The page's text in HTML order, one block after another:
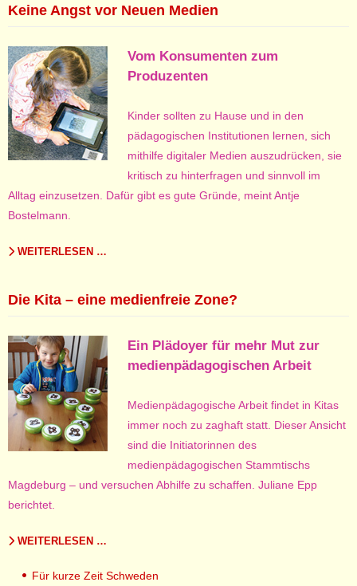
Keine Angst vor Neuen Medien
Vom Konsumenten zum
Produzenten
Kinder sollten zu Hause und in den
pädagogischen Institutionen lernen, sich
mithilfe digitaler Medien auszudrücken, sie
kritisch zu hinterfragen und sinnvoll im
Alltag einzusetzen. Dafür gibt es gute Gründe, meint Antje
Bostelmann.
WEITERLESEN …
Die Kita – eine medienfreie Zone?
Ein Plädoyer für mehr Mut zur
medienpädagogischen Arbeit
Medienpädagogische Arbeit findet in Kitas
immer noch zu zaghaft statt. Dieser Ansicht
sind die Initiatorinnen des
medienpädagogischen Stammtischs
Magdeburg – und versuchen Abhilfe zu schaffen. Juliane Epp
berichtet.
WEITERLESEN …
Für kurze Zeit Schweden